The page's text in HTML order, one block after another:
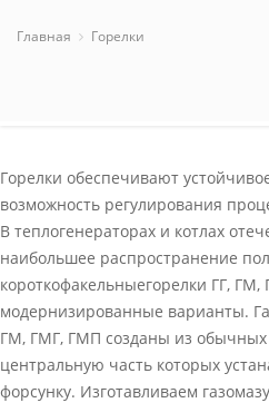
Главная Горелки
Горелки обеспечивают
возможность регулирования
В теплогенераторах и котлах
наибольшее распространение
короткофакельныегорелки ГГ,
модернизированные варианты.
ГМ, ГМГ, ГМП созданы из обычных
центральную часть которых
форсунку. Изготавливаем